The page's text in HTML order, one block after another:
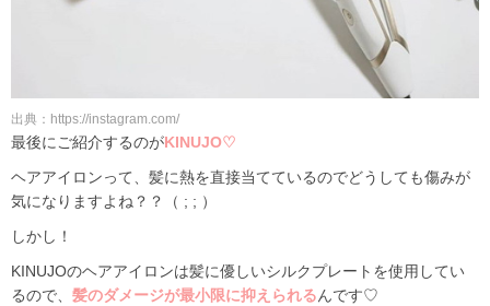
出典：https://instagram.com/
最後にご紹介するのがKINUJO♡
ヘアアイロンって、髪に熱を直接当てているのでどうしても傷みが
気になりますよね？？（ ; ; ）
しかし！
KINUJOのヘアアイロンは髪に優しいシルクプレートを使用してい
るので、 髪のダメージが最小限に抑えられるんです♡